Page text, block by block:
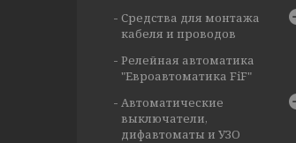
Средства для монтажа
кабеля и проводов
Релейная автоматика
"Евроавтоматика FiF"
Автоматические
выключатели,
дифавтоматы и УЗО